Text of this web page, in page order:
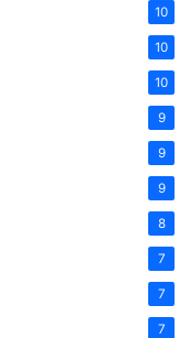
10
10
10
9
9
9
8
7
7
7